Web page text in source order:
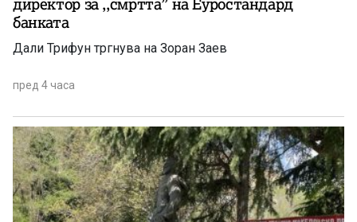
директор за ,,смртта” на Еуростандард
банката
Дали Трифун тргнува на Зоран Заев
пред 4 часа